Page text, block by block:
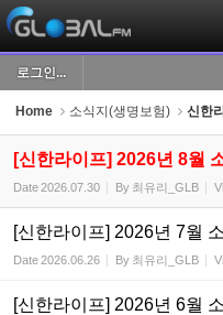
로그인...
Home 소식지(생명보험) 신한
[신한라이프] 2026년 8월
Date2026.07.30 By 최유리_GLB
[신한라이프] 2026년 7월
Date2026.06.26 By 최유리_GLB
[신한라이프] 2026년 6월